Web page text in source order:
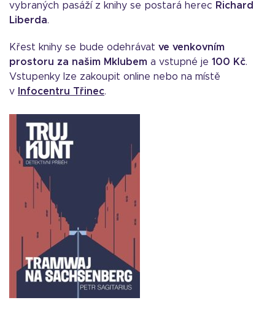
vybraných pasáží z knihy se postará herec Richard
Liberda.
Křest knihy se bude odehrávat ve venkovním
prostoru za našim Mklubem a vstupné je 100 Kč.
Vstupenky lze zakoupit online nebo na místě
v
Infocentru Třinec.